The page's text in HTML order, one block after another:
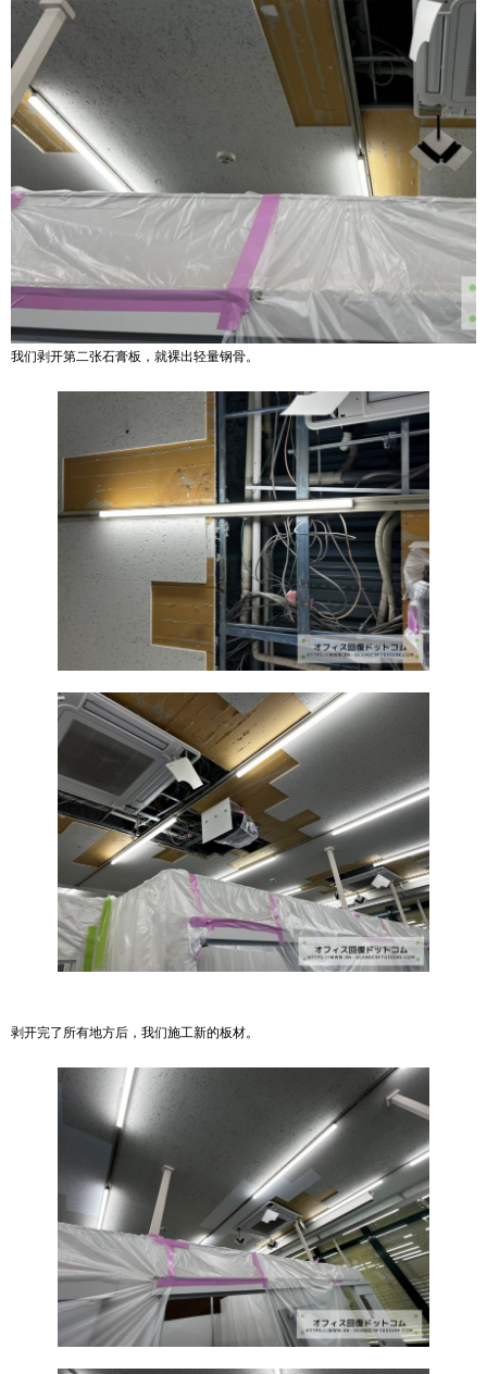
我们剥开第二张石膏板，就裸出轻量钢骨。
剥开完了所有地方后，我们施工新的板材。